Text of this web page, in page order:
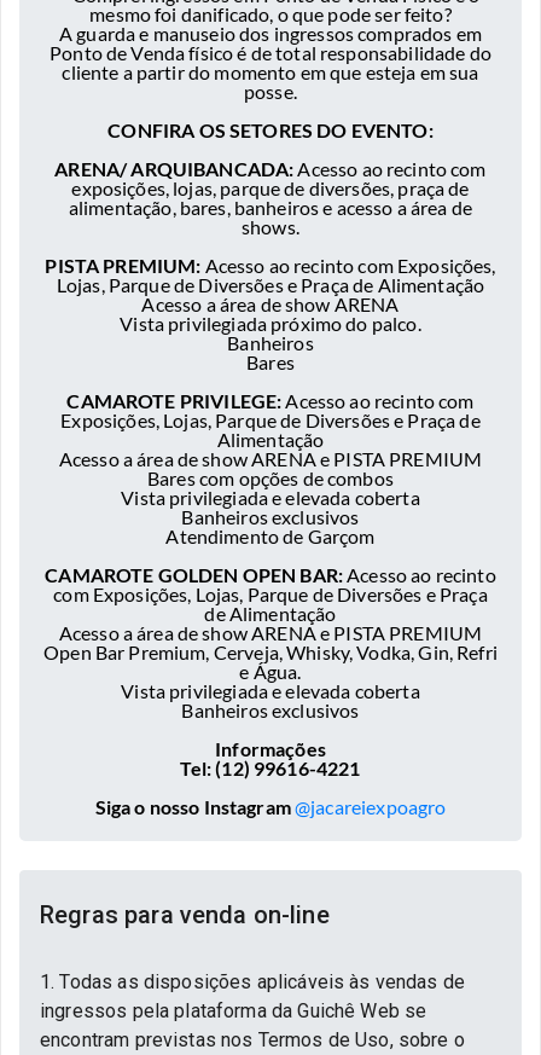
mesmo foi danificado, o que pode ser feito?
A guarda e manuseio dos ingressos comprados em
Ponto de Venda físico é de total responsabilidade do
cliente a partir do momento em que esteja em sua
posse.
CONFIRA OS SETORES DO EVENTO:
ARENA/ ARQUIBANCADA: Acesso ao recinto com
exposições, lojas, parque de diversões, praça de
alimentação, bares, banheiros e acesso a área de
shows.
PISTA PREMIUM: Acesso ao recinto com Exposições,
Lojas, Parque de Diversões e Praça de Alimentação
Acesso a área de show ARENA
Vista privilegiada próximo do palco.
Banheiros
Bares
CAMAROTE PRIVILEGE: Acesso ao recinto com
Exposições, Lojas, Parque de Diversões e Praça de
Alimentação
Acesso a área de show ARENA e PISTA PREMIUM
Bares com opções de combos
Vista privilegiada e elevada coberta
Banheiros exclusivos
Atendimento de Garçom
CAMAROTE GOLDEN OPEN BAR: Acesso ao recinto
com Exposições, Lojas, Parque de Diversões e Praça
de Alimentação
Acesso a área de show ARENA e PISTA PREMIUM
Open Bar Premium, Cerveja, Whisky, Vodka, Gin, Refri
e Água.
Vista privilegiada e elevada coberta
Banheiros exclusivos
Informações
Tel: (12) 99616-4221
Siga o nosso Instagram@jacareiexpoagro
Regras para venda on-line
1. Todas as disposições aplicáveis às vendas de
ingressos pela plataforma da Guichê Web se
encontram previstas nos Termos de Uso, sobre o